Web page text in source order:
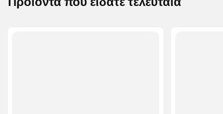
Προϊόντα που είδατε τελευταία